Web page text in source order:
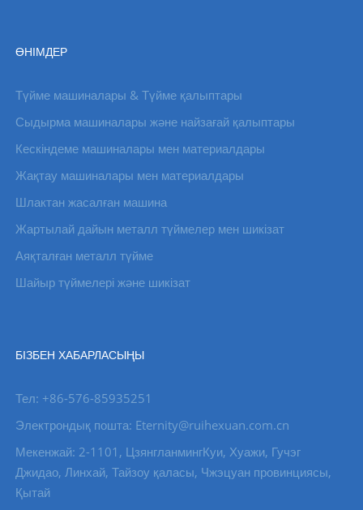
ӨНІМДЕР
Түйме машиналары & Түйме қалыптары
Сыдырма машиналары және найзағай қалыптары
Кескіндеме машиналары мен материалдары
Жақтау машиналары мен материалдары
Шлактан жасалған машина
Жартылай дайын металл түймелер мен шикізат
Аяқталған металл түйме
Шайыр түймелері және шикізат
БІЗБЕН ХАБАРЛАСЫҢЫ
Тел: +86-576-85935251
Электрондық пошта: Eternity@ruihexuan.com.cn
Мекенжай: 2-1101, ЦзянгланмингКуи, Хуажи, Гучэг
Джидао, Линхай, Тайзоу қаласы, Чжэцуан провинциясы,
Қытай